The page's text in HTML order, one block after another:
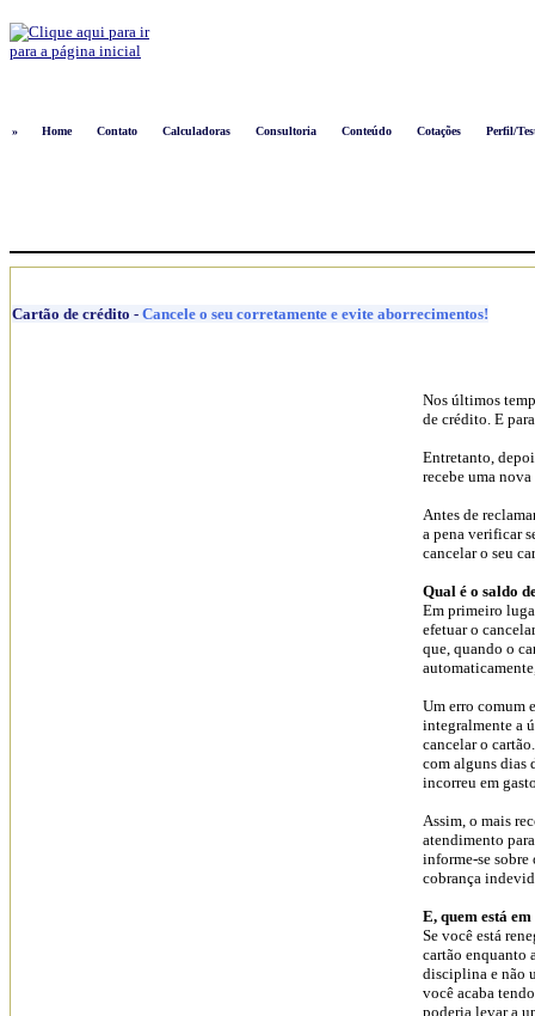
»
Home Contato Calculadoras Consultoria Conteúdo Cotações Perfil/
Cartão de crédito - Cancele o seu corretamente e evite aborrecimentos!
Nos últimos
de crédito. E
Entretanto,
recebe uma
Antes de
a pena verificar
cancelar o seu
Qual é o saldo
Em primeiro
efetuar o
que, quando o
Um erro comum
integralmente a
cancelar o
com alguns dias
incorreu em
Assim, o mais
atendimento
informe-se sobre
cobrança
E, quem está
Se você está
cartão enquanto
disciplina e não
você acaba
poderia levar a